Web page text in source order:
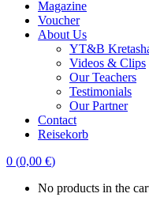
Magazine
Voucher
About Us
YT&B
Videos & Clips
Our Teachers
Testimonials
Our Partner
Contact
Reisekorb
0 (0,00 €)
No products in the